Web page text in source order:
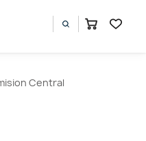
Central